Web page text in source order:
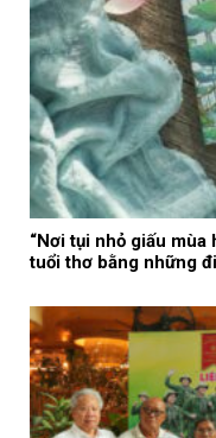
“Nơi tụi nhỏ giấu
tuổi thơ bằng những